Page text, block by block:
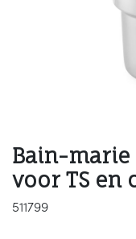
Bain-marie
voor TS en
511799